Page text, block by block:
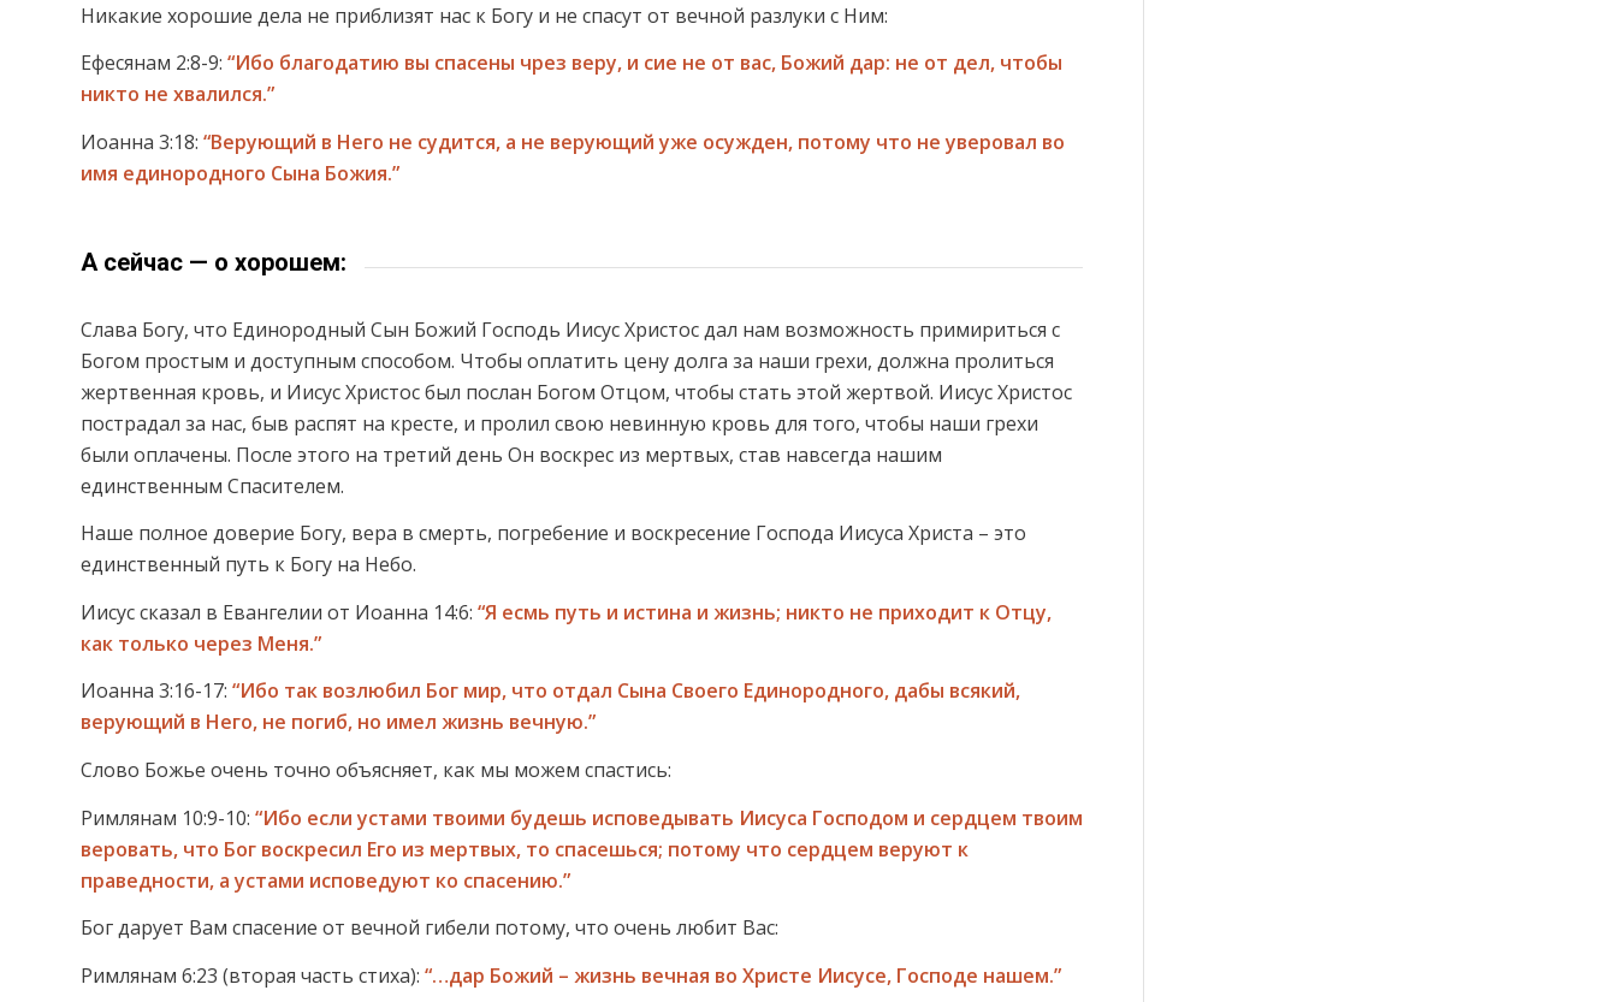
Никакие хорошие дела не приблизят нас к Богу и не спасут от вечной разлуки с Ним:
Ефесянам 2:8-9: “Ибо благодатию вы спасены чрез веру, и сие не от вас, Божий дар: не от дел, чтобы
никто не хвалился.”
Иоанна 3:18: “Верующий в Него не судится, а не верующий уже осужден, потому что не уверовал во
имя единородного Сына Божия.”
А сейчас — о хорошем:
Слава Богу, что Единородный Сын Божий Господь Иисус Христос дал нам возможность примириться с
Богом простым и доступным способом. Чтобы оплатить цену долга за наши грехи, должна пролиться
жертвенная кровь, и Иисус Христос был послан Богом Отцом, чтобы стать этой жертвой. Иисус Христос
пострадал за нас, быв распят на кресте, и пролил свою невинную кровь для того, чтобы наши грехи
были оплачены. После этого на третий день Он воскрес из мертвых, став навсегда нашим
единственным Спасителем.
Наше полное доверие Богу, вера в смерть, погребение и воскресение Господа Иисуса Христа – это
единственный путь к Богу на Небо.
Иисус сказал в Евангелии от Иоанна 14:6: “Я есмь путь и истина и жизнь; никто не приходит к Отцу,
как только через Меня.”
Иоанна 3:16-17: “Ибо так возлюбил Бог мир, что отдал Сына Своего Единородного, дабы всякий,
верующий в Него, не погиб, но имел жизнь вечную.”
Слово Божье очень точно объясняет, как мы можем спастись:
Римлянам 10:9-10: “Ибо если устами твоими будешь исповедывать Иисуса Господом и сердцем твоим
веровать, что Бог воскресил Его из мертвых, то спасешься; потому что сердцем веруют к
праведности, а устами исповедуют ко спасению.”
Бог дарует Вам спасение от вечной гибели потому, что очень любит Вас:
Римлянам 6:23 (вторая часть стиха): “…дар Божий – жизнь вечная во Христе Иисусе, Господе нашем.”